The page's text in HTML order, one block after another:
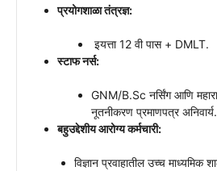
प्रयोगशाळा तंत्रज्ञ:
इयत्ता 12 वी पास + DMLT.
स्टाफ नर्स:
GNM/B.Sc नर्सिंग आणि
नूतनीकरण प्रमाणपत्र अनिवार्य.
बहुउद्देशीय आरोग्य कर्मचारी:
विज्ञान प्रवाहातील उच्च माध्यमिक